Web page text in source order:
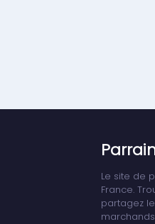
Le site de
France.
partagez